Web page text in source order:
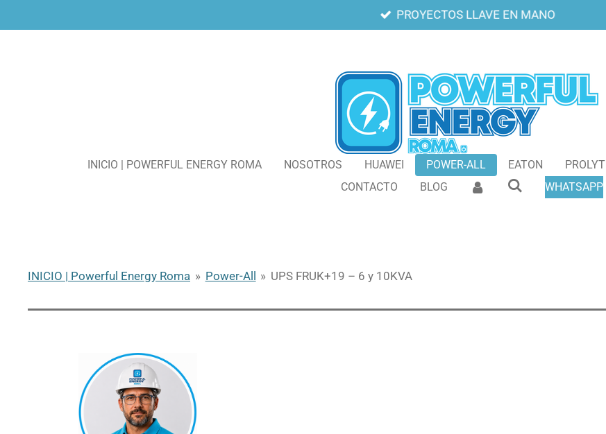
al
PROYECTOS LLAVE EN MANO
INICIO | POWERFUL ENERGY ROMA NOSOTROS HUAWEI POWER-ALL EATON PROLYT
CONTACTO
BLOG WHATSAPP
INICIO | Powerful Energy Roma » Power-All » UPS FRUK+19 – 6 y 10KVA